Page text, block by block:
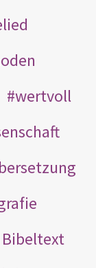
wertvoll